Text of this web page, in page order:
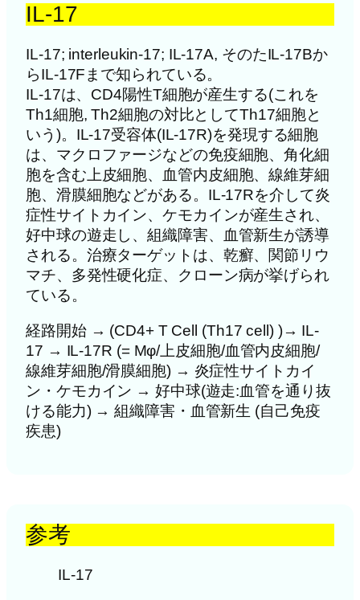
IL-17
IL-17; interleukin-17; IL-17A, そのたIL-17Bか
らIL-17Fまで知られている。
IL-17は、CD4陽性T細胞が産生する(これを
Th1細胞, Th2細胞の対比としてTh17細胞と
いう)。IL-17受容体(IL-17R)を発現する細胞
は、マクロファージなどの免疫細胞、角化細
胞を含む上皮細胞、血管内皮細胞、線維芽細
胞、滑膜細胞などがある。IL-17Rを介して炎
症性サイトカイン、ケモカインが産生され、
好中球の遊走し、組織障害、血管新生が誘導
される。治療ターゲットは、乾癬、関節リウ
マチ、多発性硬化症、クローン病が挙げられ
ている。
経路開始 → (CD4+ T Cell (Th17 cell) )→ IL-
17 → IL-17R (= Mφ/上皮細胞/血管内皮細胞/
線維芽細胞/滑膜細胞) → 炎症性サイトカイ
ン・ケモカイン → 好中球(遊走:血管を通り抜
ける能力) → 組織障害・血管新生 (自己免疫
疾患)
参考
IL-17